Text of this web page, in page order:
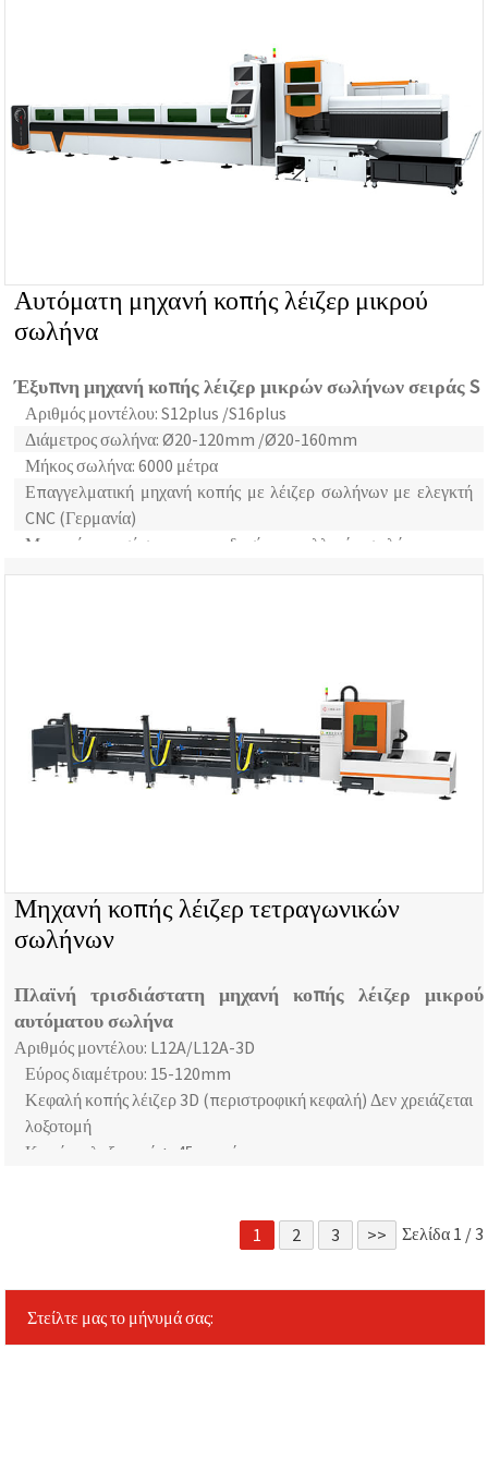
Αυτόματη μηχανή κοπής λέιζερ μικρού
σωλήνα
Έξυπνη μηχανή κοπής λέιζερ μικρών σωλήνων σειράς S
Αριθμός μοντέλου: S12plus /S16plus
Διάμετρος σωλήνα: Ø20-120mm /Ø20-160mm
Μήκος σωλήνα: 6000 μέτρα
Επαγγελματική μηχανή κοπής με λέιζερ σωλήνων με ελεγκτή
CNC (Γερμανία)
Με αυτόματο σύστημα τροφοδοσίας μεταλλικών σωλήνων
Μηχανή κοπής λέιζερ τετραγωνικών
σωλήνων
Πλαϊνή τρισδιάστατη μηχανή κοπής λέιζερ μικρού
αυτόματου σωλήνα
Αριθμός μοντέλου: L12A/L12A-3D
Εύρος διαμέτρου: 15-120mm
Κεφαλή κοπής λέιζερ 3D (περιστροφική κεφαλή) Δεν χρειάζεται
λοξοτομή
Κοπή με λοξοτομή +-45 μοιρών
1 2 3 >> Σελίδα 1 / 3
Στείλτε μας το μήνυμά σας: